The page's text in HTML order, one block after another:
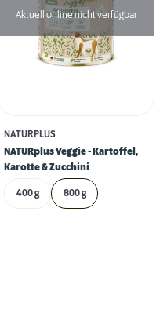
Aktuell online nicht verfügbar
NATURPLUS
NATURplus Veggie - Kartoffel,
Karotte & Zucchini
400 g 800 g